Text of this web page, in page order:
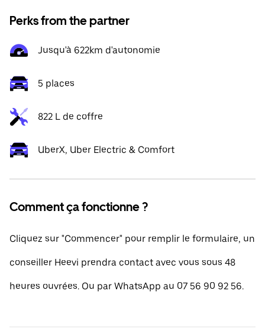
Perks from the partner
Jusqu'à 622km d'autonomie
5 places
822 L de coffre
UberX, Uber Electric & Comfort
Comment ça fonctionne ?
Cliquez sur "Commencer" pour remplir le formulaire, un
conseiller Heevi prendra contact avec vous sous 48
heures ouvrées. Ou par WhatsApp au 07 56 90 92 56.